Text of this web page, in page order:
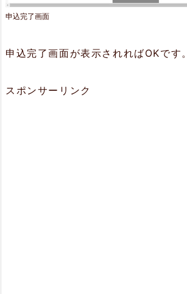
申込完了画面
申込完了画面が表示されればOKです。
スポンサーリンク